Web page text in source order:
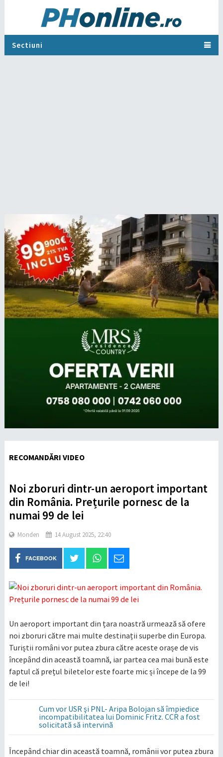
Sectiuni
RECOMANDĂRI VIDEO
Noi zboruri dintr-un aeroport important
din România. Prețurile pornesc de la
numai 99 de lei
Monden 14 August 2025, 22:40
FACEBOOK
Un aeroport important din țara noastră urmează să ofere
noi zboruri către mai multe destinații superbe din Europa.
Turiștii români vor putea zbura către aceste orașe de vis
începând din această toamnă, iar partea cea mai bună este
faptul că prețul biletelor este foarte mic și începe de la 99
de lei!
Cum vor USR şi PNL- Aripa Bolojan să împiedice
incompatibilitatea lui Dominic Fritz. CCR a fost
solicitată să intervină
Începând chiar din această toamnă, românii vor putea zbura